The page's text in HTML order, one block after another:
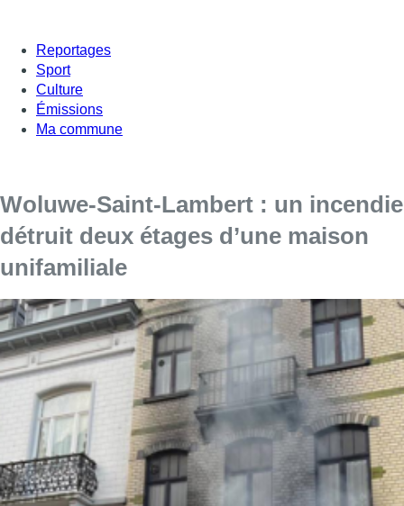
Reportages
Sport
Culture
Émissions
Ma commune
Woluwe-Saint-Lambert : un incendie
détruit deux étages d’une maison
unifamiliale